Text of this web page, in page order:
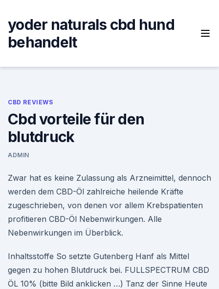
content
yoder naturals cbd hund
behandelt
CBD REVIEWS
Cbd vorteile für den
blutdruck
ADMIN
Zwar hat es keine Zulassung als Arzneimittel, dennoch
werden dem CBD-Öl zahlreiche heilende Kräfte
zugeschrieben, von denen vor allem Krebspatienten
profitieren CBD-Öl Nebenwirkungen. Alle
Nebenwirkungen im Überblick.
Inhaltsstoffe So setzte Gutenberg Hanf als Mittel
gegen zu hohen Blutdruck bei. FULLSPECTRUM CBD
ÖL 10% (bitte Bild anklicken …) Tanz der Sinne Heute